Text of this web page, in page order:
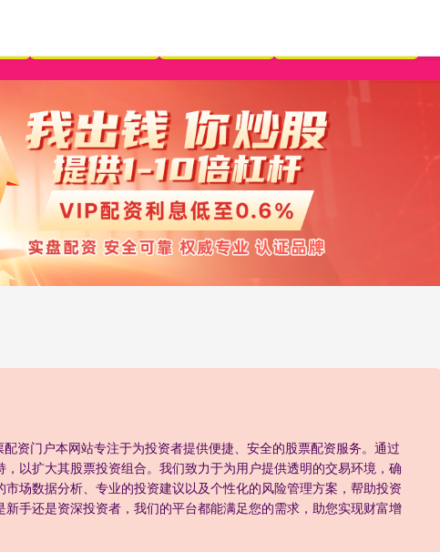
资门户本网站专注于为投资者提供便捷、安全的股票配资服务。通过
以扩大其股票投资组合。我们致力于为用户提供透明的交易环境，确
场数据分析、专业的投资建议以及个性化的风险管理方案，帮助投资
手还是资深投资者，我们的平台都能满足您的需求，助您实现财富增